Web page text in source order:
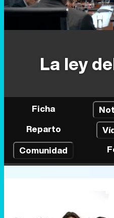
La ley
Ficha
Reparto
Comunidad